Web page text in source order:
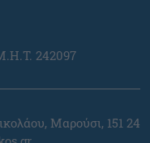
242097
Μαρούσι, 151 24